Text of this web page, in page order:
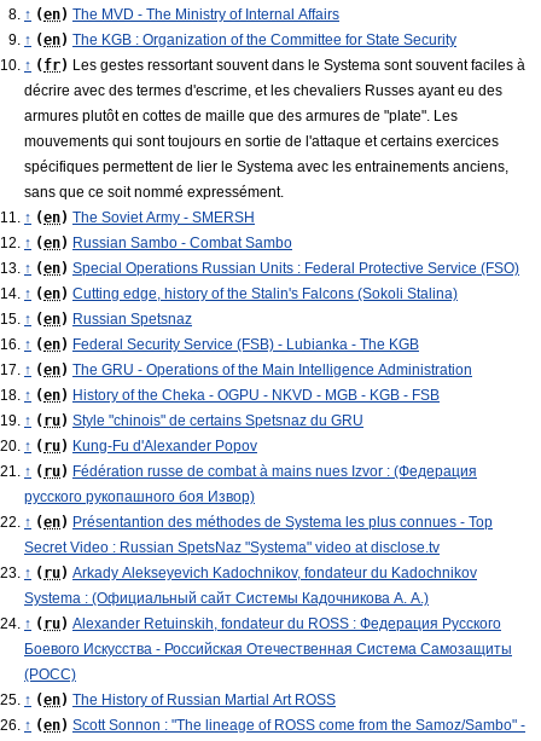
↑ (en) The MVD - The Ministry of Internal Affairs
↑ (en) The KGB : Organization of the Committee for State Security
↑ ( fr) Les gestes ressortant souvent dans le Systema sont souvent faciles à
décrire avec des termes d'escrime, et les chevaliers Russes ayant eu des
armures plutôt en cottes de maille que des armures de "plate". Les
mouvements qui sont toujours en sortie de l'attaque et certains exercices
spécifiques permettent de lier le Systema avec les entrainements anciens,
sans que ce soit nommé expressément.
↑ (en) The Soviet Army - SMERSH
↑ (en) Russian Sambo - Combat Sambo
↑ (en) Special Operations Russian Units : Federal Protective Service (FSO)
↑ (en) Cutting edge, history of the Stalin's Falcons (Sokoli Stalina)
↑ (en) Russian Spetsnaz
↑ (en) Federal Security Service (FSB) - Lubianka - The KGB
↑ (en) The GRU - Operations of the Main Intelligence Administration
↑ (en) History of the Cheka - OGPU - NKVD - MGB - KGB - FSB
↑ ( ru) Style "chinois" de certains Spetsnaz du GRU
↑ ( ru) Kung-Fu d'Alexander Popov
↑ ( ru) Fédération russe de combat à mains nues Izvor : (Федерация
русского рукопашного боя Извор)
↑ (en) Présentantion des méthodes de Systema les plus connues - Top
Secret Video : Russian SpetsNaz "Systema" video at disclose.tv
↑ ( ru) Arkady Alekseyevich Kadochnikov, fondateur du Kadochnikov
Systema : (Официальный сайт Системы Кадочникова А. А.)
↑ ( ru) Alexander Retuinskih, fondateur du ROSS : Федерация Русского
Боевого Искусства - Российская Отечественная Система Самозащиты
(РОСС)
↑ (en) The History of Russian Martial Art ROSS
↑ (en) Scott Sonnon : "The lineage of ROSS come from the Samoz/Sambo" -